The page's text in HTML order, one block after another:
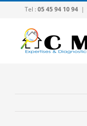
contenu
Tel : 05 45 94 10 94 |